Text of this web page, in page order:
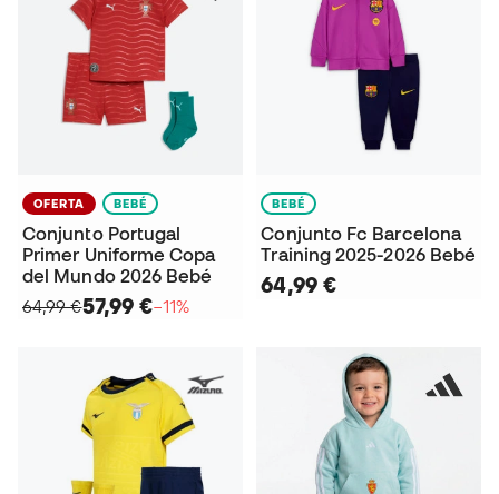
OFERTA BEBÉ
Conjunto Portugal
Primer Uniforme Copa
del Mundo 2026 Bebé
64,99 €57,99 €−11%
BEBÉ
Conjunto Fc Barcelona
Training 2025-2026 Bebé
64,99 €